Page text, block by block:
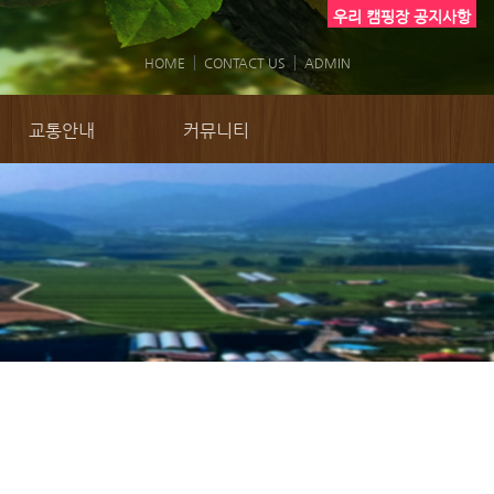
HOME CONTACT US ADMIN
교통안내 커뮤니티
우리 캠핑장 공지사항